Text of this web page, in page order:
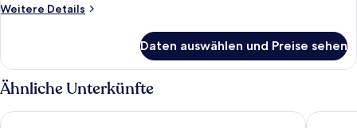
Weitere Details
Weitere
Daten auswählen und Preise sehen
Ähnliche Unterkünfte
Rentalmar Salou Pacific Hotel